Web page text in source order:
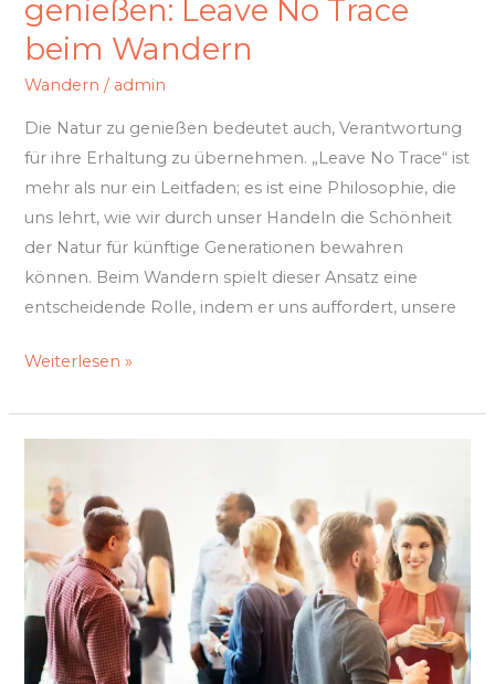
genießen: Leave No Trace
beim Wandern
Wandern / admin
Die Natur zu genießen bedeutet auch, Verantwortung
für ihre Erhaltung zu übernehmen. „Leave No Trace“ ist
mehr als nur ein Leitfaden; es ist eine Philosophie, die
uns lehrt, wie wir durch unser Handeln die Schönheit
der Natur für künftige Generationen bewahren
können. Beim Wandern spielt dieser Ansatz eine
entscheidende Rolle, indem er uns auffordert, unsere
Weiterlesen »
auf
Fachkonferenzen